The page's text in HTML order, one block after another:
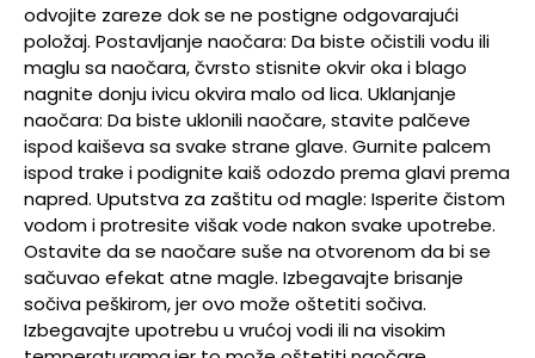
odvojite zareze dok se ne postigne odgovarajući
položaj. Postavljanje naočara: Da biste očistili vodu ili
maglu sa naočara, čvrsto stisnite okvir oka i blago
nagnite donju ivicu okvira malo od lica. Uklanjanje
naočara: Da biste uklonili naočare, stavite palčeve
ispod kaiševa sa svake strane glave. Gurnite palcem
ispod trake i podignite kaiš odozdo prema glavi prema
napred. Uputstva za zaštitu od magle: Isperite čistom
vodom i protresite višak vode nakon svake upotrebe.
Ostavite da se naočare suše na otvorenom da bi se
sačuvao efekat atne magle. Izbegavajte brisanje
sočiva peškirom, jer ovo može oštetiti sočiva.
Izbegavajte upotrebu u vrućoj vodi ili na visokim